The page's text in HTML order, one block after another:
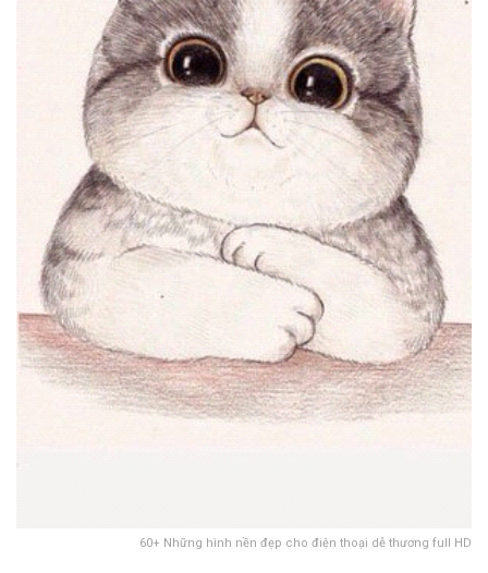
60+ Những hình nền đẹp cho điện thoại dễ thương full HD